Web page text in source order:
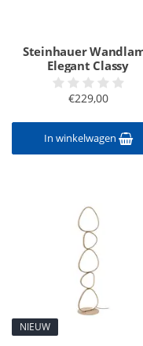
Steinhauer
Elegant Classy
€229,00
In winkelwagen
NIEUW